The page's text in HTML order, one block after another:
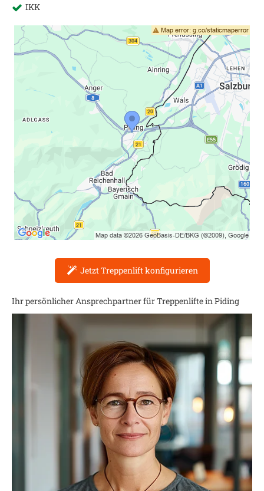
IKK
Jetzt Treppenlift konfigurieren
Ihr persönlicher Ansprechpartner für Treppenlifte inPiding